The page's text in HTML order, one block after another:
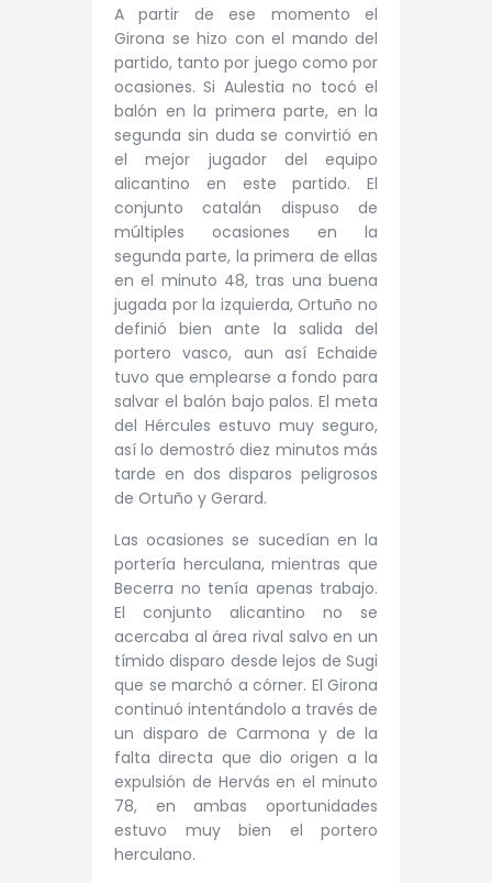
A partir de ese momento el
Girona se hizo con el mando del
partido, tanto por juego como por
ocasiones. Si Aulestia no tocó el
balón en la primera parte, en la
segunda sin duda se convirtió en
el mejor jugador del equipo
alicantino en este partido. El
conjunto catalán dispuso de
múltiples ocasiones en la
segunda parte, la primera de ellas
en el minuto 48, tras una buena
jugada por la izquierda, Ortuño no
definió bien ante la salida del
portero vasco, aun así Echaide
tuvo que emplearse a fondo para
salvar el balón bajo palos. El meta
del Hércules estuvo muy seguro,
así lo demostró diez minutos más
tarde en dos disparos peligrosos
de Ortuño y Gerard.
Las ocasiones se sucedían en la
portería herculana, mientras que
Becerra no tenía apenas trabajo.
El conjunto alicantino no se
acercaba al área rival salvo en un
tímido disparo desde lejos de Sugi
que se marchó a córner. El Girona
continuó intentándolo a través de
un disparo de Carmona y de la
falta directa que dio origen a la
expulsión de Hervás en el minuto
78, en ambas oportunidades
estuvo muy bien el portero
herculano.